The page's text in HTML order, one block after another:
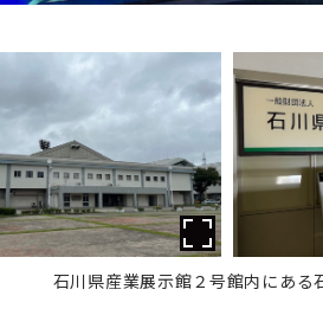
石川県産業展示館２号館内にある